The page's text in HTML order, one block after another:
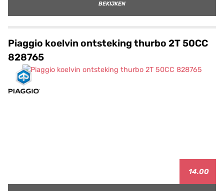
BEKIJKEN
Piaggio koelvin ontsteking thurbo 2T 50CC
828765
14.00